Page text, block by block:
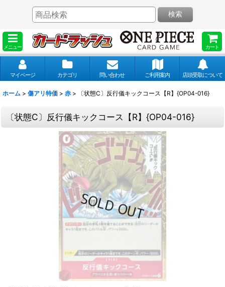
メニュー カート
検索
マイページ カテゴリ 問い合わせ ご利用案内 店頭受取について
ホーム > 傷アリ特価 > 赤 > 〔状態C〕反行儀キックコース【R】{OP04-016}
〔状態C〕反行儀キックコース【R】{OP04-016}